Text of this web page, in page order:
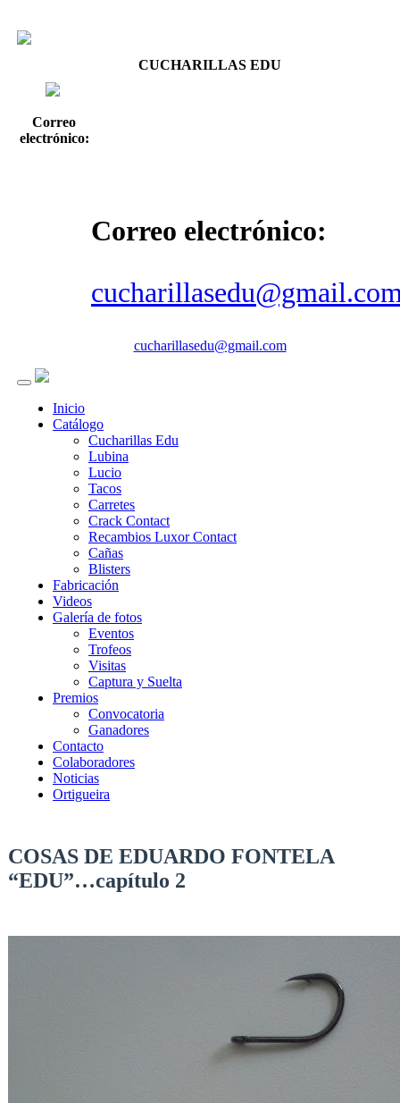
CUCHARILLAS EDU
Correo electrónico:
Correo
electrónico:
cucharillasedu@gmail.com
Inicio
Catálogo
Cucharillas Edu
Lubina
Lucio
Tacos
Carretes
Crack Contact
Recambios Luxor Contact
Cañas
Blisters
Fabricación
Videos
Galería de fotos
Eventos
Trofeos
Visitas
Captura y Suelta
Premios
Convocatoria
Ganadores
Contacto
Colaboradores
Noticias
Ortigueira
COSAS DE EDUARDO FONTELA
“EDU”…capítulo 2